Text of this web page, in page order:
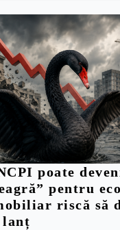
poate
pentru
riscă să
lanț